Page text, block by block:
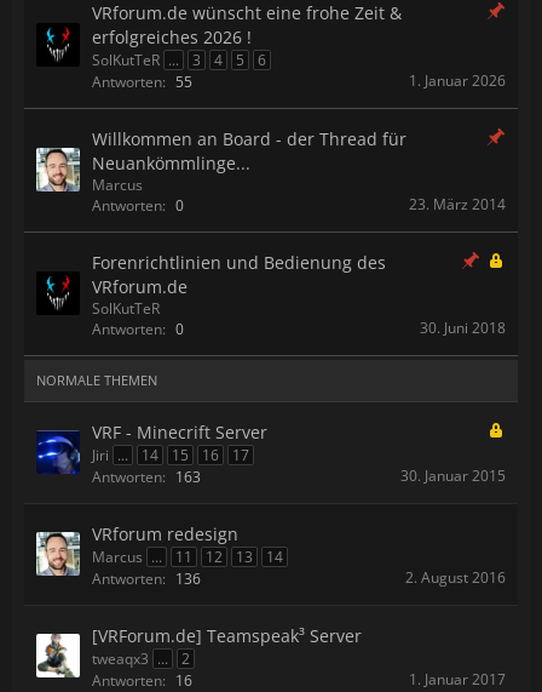
VRforum.de wünscht eine frohe Zeit &
erfolgreiches 2026 !
SolKutTeR ... 3 4 5
6
Antworten: 55 1. Januar 2026
Willkommen an Board - der Thread für
Neuankömmlinge...
Marcus
Antworten: 0 23. März 2014
Forenrichtlinien und Bedienung des
VRforum.de
SolKutTeR
Antworten: 0 30. Juni 2018
NORMALE THEMEN
VRF - Minecrift Server
Jiri ... 14 15 16
17
Antworten: 163 30. Januar 2015
VRforum redesign
Marcus ... 11 12 13
14
Antworten: 136 2. August 2016
[VRForum.de] Teamspeak³ Server
tweaqx3 ...
2
Antworten: 16 1. Januar 2017